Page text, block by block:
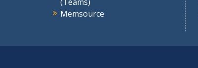
Memsource